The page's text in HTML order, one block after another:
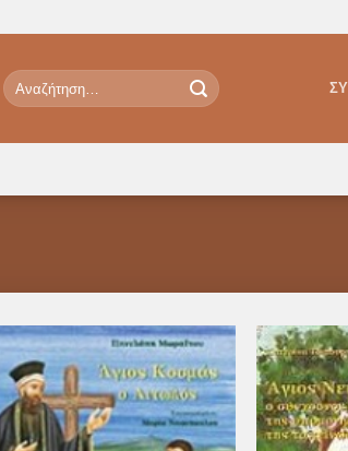
Αναζήτηση
για:
Προσθήκη
στη Λίστα